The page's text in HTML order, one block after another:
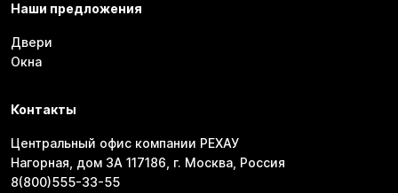
Наши предложения
Двери
Окна
Контакты
Центральный офис компании РЕХАУ
Нагорная, дом 3А 117186, г. Москва, Россия
8(800)555-33-55